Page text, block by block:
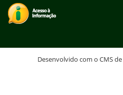
Desenvolvido com o CMS